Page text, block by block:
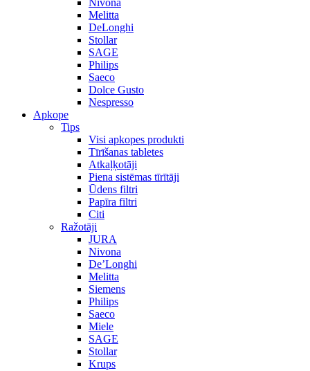
Nivona
Melitta
DeLonghi
Stollar
SAGE
Philips
Saeco
Dolce Gusto
Nespresso
Apkope
Tips
Visi apkopes produkti
Tīrīšanas tabletes
Atkaļķotāji
Piena sistēmas tīrītāji
Ūdens filtri
Papīra filtri
Citi
Ražotāji
JURA
Nivona
De’Longhi
Melitta
Siemens
Philips
Saeco
Miele
SAGE
Stollar
Krups